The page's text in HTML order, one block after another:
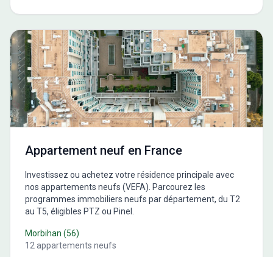
Appartement neuf en France
Investissez ou achetez votre résidence principale avec
nos appartements neufs (VEFA). Parcourez les
programmes immobiliers neufs par département, du T2
au T5, éligibles PTZ ou Pinel.
Morbihan (56)
12 appartements neufs